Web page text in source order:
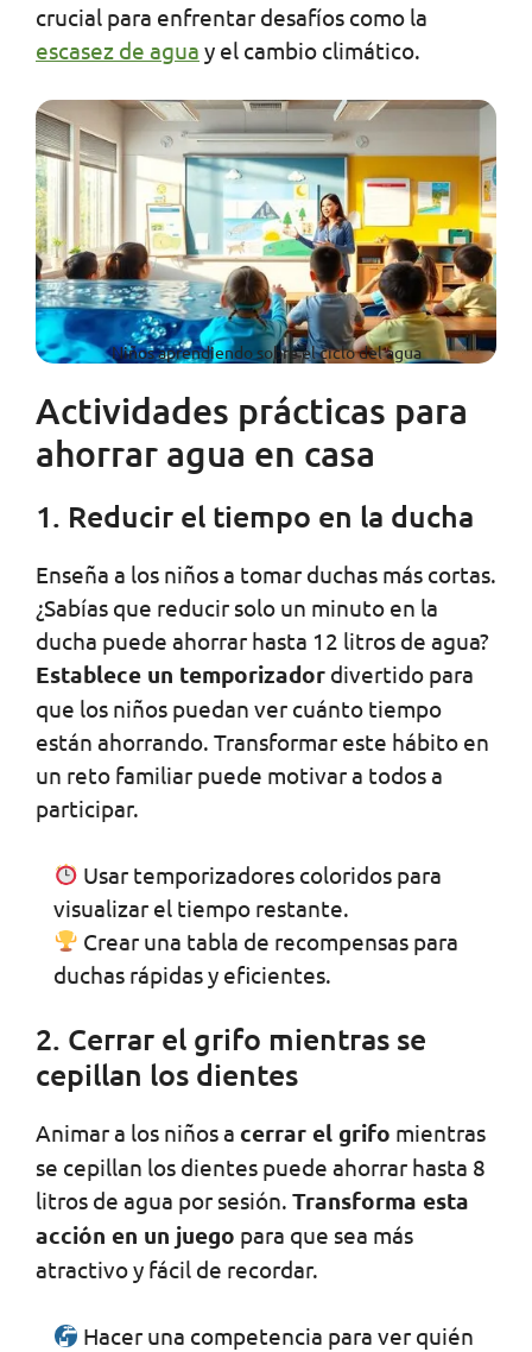
crucial para enfrentar desafíos como la
escasez de agua y el cambio climático.
Niños aprendiendo sobre el ciclo del agua
Actividades prácticas para
ahorrar agua en casa
1. Reducir el tiempo en la ducha
Enseña a los niños a tomar duchas más cortas.
¿Sabías que reducir solo un minuto en la
ducha puede ahorrar hasta 12 litros de agua?
Establece un temporizador divertido para
que los niños puedan ver cuánto tiempo
están ahorrando. Transformar este hábito en
un reto familiar puede motivar a todos a
participar.
Usar temporizadores coloridos para
visualizar el tiempo restante.
Crear una tabla de recompensas para
duchas rápidas y eficientes.
2. Cerrar el grifo mientras se
cepillan los dientes
Animar a los niños a cerrar el grifo mientras
se cepillan los dientes puede ahorrar hasta 8
litros de agua por sesión. Transforma esta
acción en un juego para que sea más
atractivo y fácil de recordar.
Hacer una competencia para ver quién